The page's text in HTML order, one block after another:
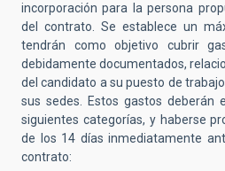
incorporación para la persona
del contrato. Se establece un
tendrán como objetivo cubrir
debidamente documentados,
del candidato a su puesto de
sus sedes. Estos gastos deberán
siguientes categorías, y haberse
de los 14 días inmediatamente
contrato: